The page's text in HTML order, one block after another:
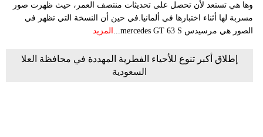
وها هي تستعد لأن تحصل على تحديثات منتصف العمر، حيث ظهرت صور
مسربة لها أثناء اختبارها في ألمانيا.في حين أن النسخة التي تظهر في
الصور هي مرسيدس mercedes GT 63 S...
المزيد
إطلاق أكبر تنوع للأحياء الفطرية المهددة في محافظة العلا
السعودية